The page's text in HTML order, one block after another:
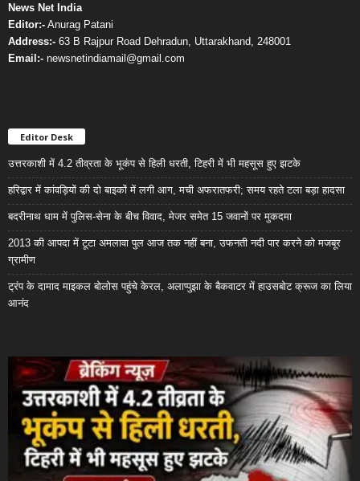
News Net India
Editor:- Anurag Patani
Address:- 63 B Rajpur Road Dehradun, Uttarakhand, 248001
Email:- newsnetindiamail@gmail.com
Editor Desk
उत्तरकाशी में 4.2 तीव्रता के भूकंप से हिली धरती, टिहरी में भी महसूस हुए झटके
हरिद्वार में कांवड़ियों की दो बाइकों में लगी आग, मची अफरातफरी; समय रहते टला बड़ा हादसा
बदरीनाथ धाम में पुलिस-सेना के बीच विवाद, मेजर समेत 15 जवानों पर मुकदमा
2013 की आपदा में टूटा अमलावा पुल आज तक नहीं बना, उफनती नदी पार करने को मजबूर
ग्रामीण
ट्रंप के दामाद माइकल बोलोस पहुंचे केरल, अलाप्पुझा के बैकवाटर में हाउसबोट क्रूज का लिया
आनंद